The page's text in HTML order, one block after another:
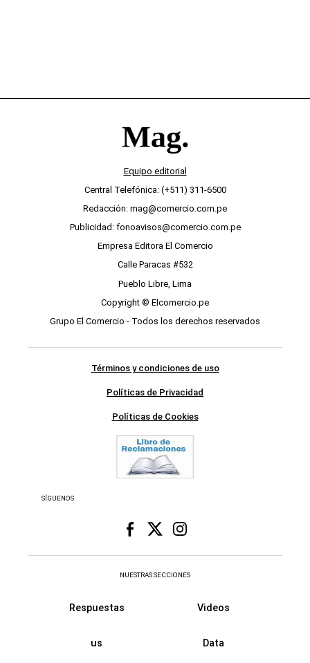
Equipo editorial
Central Telefónica: (+511) 311-6500
Redacción: mag@comercio.com.pe
Publicidad: fonoavisos@comercio.com.pe
Empresa Editora El Comercio
Calle Paracas #532
Pueblo Libre, Lima
Copyright © Elcomercio.pe
Grupo El Comercio - Todos los derechos reservados
Términos y condiciones de uso
Políticas de Privacidad
Políticas de Cookies
SÍGUENOS
NUESTRAS SECCIONES
Respuestas Videos
us Data